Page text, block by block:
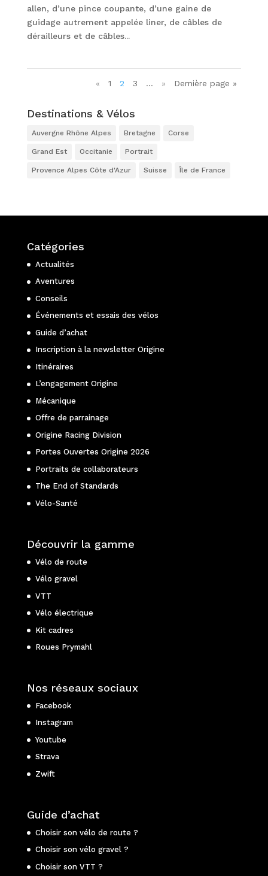
allen, d’une pince coupante, d’une gaine de
guidage autrement appelée liner, de câbles de
dérailleurs et de câbles...
« 1 2 3 … » Dernière page »
Destinations & Vélos
Auvergne Rhône Alpes Bretagne Corse
Grand Est Occitanie Portrait
Provence Alpes Côte d'Azur Suisse Île de France
Catégories
Actualités
Aventures
Conseils
Événements et essais des vélos
Guide d’achat
Inscription à la newsletter Origine
Itinéraires
L’engagement Origine
Mécanique
Offre de parrainage
Origine Racing Division
Portes Ouvertes Origine 2026
Portraits de collaborateurs
The End of Standards
Vélo-Santé
Découvrir la gamme
Vélo de route
Vélo gravel
VTT
Vélo électrique
Kit cadres
Roues Prymahl
Nos réseaux sociaux
Facebook
Instagram
Youtube
Strava
Zwift
Guide d’achat
Choisir son vélo de route ?
Choisir son vélo gravel ?
Choisir son VTT ?